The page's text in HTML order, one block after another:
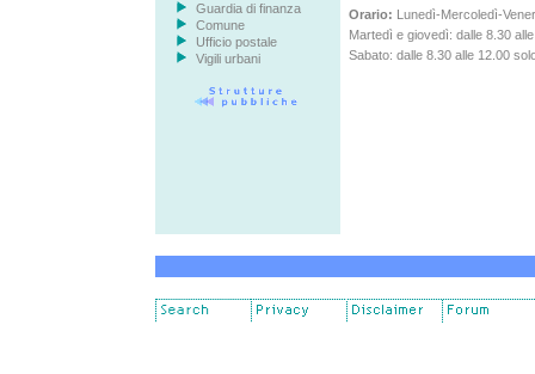
Guardia di finanza
Comune
Ufficio postale
Vigili urbani
Orario: Lunedì-Mercoledì-
Martedì e giovedì: dalle 8.30
Sabato: dalle 8.30 alle 12.00